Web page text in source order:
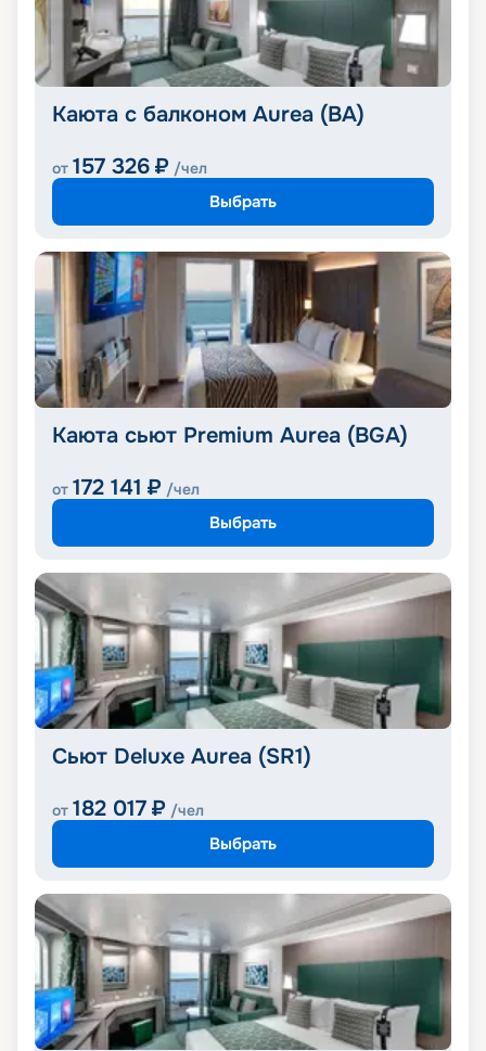
Каюта с балконом Aurea (BA)
от 157 326 ₽ /чел
Выбрать
Каюта сьют Premium Aurea (BGA)
от 172 141 ₽ /чел
Выбрать
Сьют Deluxe Aurea (SR1)
от 182 017 ₽ /чел
Выбрать